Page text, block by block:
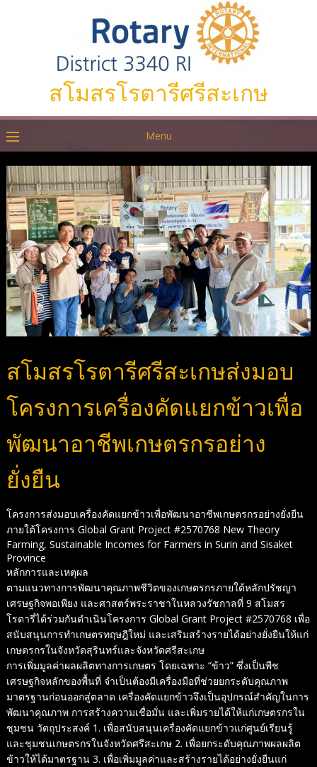
สโมสรโรตารีศรีสะเกษ
Menu
สโมสรโรตารีศรีสะเกษส่งมอบ
โครงการเครื่องคัดแยกข้าวเพื่อ
พัฒนาอาชีพเกษตรกรอย่าง
ยั่งยืน
โครงการส่งมอบเครื่องคัดแยกข้าวเพื่อพัฒนาอาชีพเกษตรกรอย่างยั่งยืน
ภายใต้โครงการ Global Grant Project #2570768 New Theory
Farming, Sustainable Incomes for Farmers in Surin and Sisaket
Province
หลักการและเหตุผล
ตามแนวทางการพัฒนาคุณภาพชีวิตของเกษตรกรภายใต้หลักปรัชญา
เศรษฐกิจพอเพียง และศาสตร์พระราชาในหลวงรัชกาลที่ 9 สโมสร
โรตารี่ได้ร่วมกันดำเนินโครงการ Global Grant Project #2570768 เพื่อ
สนับสนุนการทำเกษตรทฤษฎีใหม่ และเสริมสร้างรายได้อย่างยั่งยืนให้แก่
เกษตรกรในจังหวัดสุรินทร์และจังหวัดศรีสะเกษ
การเพิ่มมูลค่าผลผลิตทางการเกษตร โดยเฉพาะ “ข้าว” ซึ่งเป็นพืช
เศรษฐกิจหลักของพื้นที่ จำเป็นต้องมีเครื่องมือที่ช่วยยกระดับคุณภาพ
มาตรฐานก่อนออกสู่ตลาด เครื่องคัดแยกข้าวจึงเป็นอุปกรณ์สำคัญในการ
พัฒนาคุณภาพ การสร้างความเชื่อมั่น และเพิ่มรายได้ให้แก่เกษตรกรใน
ชุมชน วัตถุประสงค์ 1. เพื่อสนับสนุนเครื่องคัดแยกข้าวแก่ศูนย์เรียนรู้
และชุมชนเกษตรกรในจังหวัดศรีสะเกษ 2. เพื่อยกระดับคุณภาพผลผลิต
ข้าวให้ได้มาตรฐาน 3. เพื่อเพิ่มมูลค่าและสร้างรายได้อย่างยั่งยืนแก่